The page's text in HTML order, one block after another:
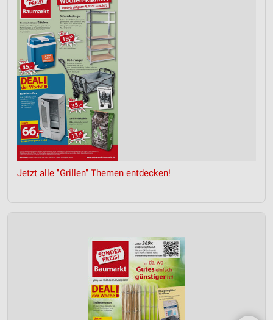
Jetzt alle "Grillen" Themen entdecken!